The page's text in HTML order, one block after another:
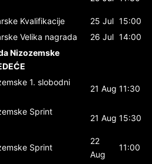
Kvalifikacije 25 Jul 15:00
Velika nagrada 26 Jul 14:00
Nizozemske
1. slobodni
21 Aug 11:30
Sprint
21 Aug 15:30
Sprint
22
Aug
11:00